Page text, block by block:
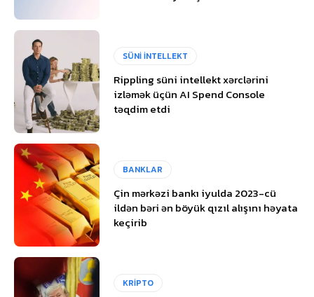
SÜNİ İNTELLEKT
Rippling süni intellekt xərclərini
izləmək üçün AI Spend Console
təqdim etdi
BANKLAR
Çin mərkəzi bankı iyulda 2023-cü
ildən bəri ən böyük qızıl alışını həyata
keçirib
KRİPTO